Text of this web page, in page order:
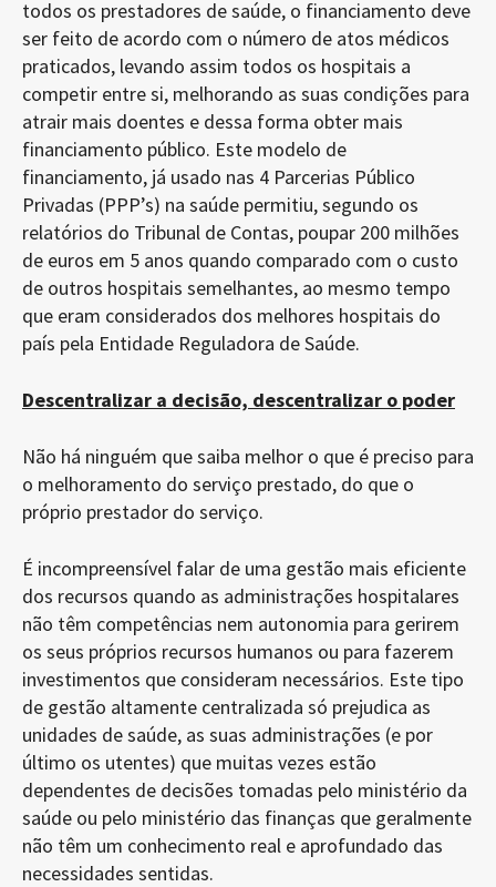
todos os prestadores de saúde, o financiamento deve
ser feito de acordo com o número de atos médicos
praticados, levando assim todos os hospitais a
competir entre si, melhorando as suas condições para
atrair mais doentes e dessa forma obter mais
financiamento público. Este modelo de
financiamento, já usado nas 4 Parcerias Público
Privadas (PPP’s) na saúde permitiu, segundo os
relatórios do Tribunal de Contas, poupar 200 milhões
de euros em 5 anos quando comparado com o custo
de outros hospitais semelhantes, ao mesmo tempo
que eram considerados dos melhores hospitais do
país pela Entidade Reguladora de Saúde.
Descentralizar a decisão, descentralizar o poder
Não há ninguém que saiba melhor o que é preciso para
o melhoramento do serviço prestado, do que o
próprio prestador do serviço.
É incompreensível falar de uma gestão mais eficiente
dos recursos quando as administrações hospitalares
não têm competências nem autonomia para gerirem
os seus próprios recursos humanos ou para fazerem
investimentos que consideram necessários. Este tipo
de gestão altamente centralizada só prejudica as
unidades de saúde, as suas administrações (e por
último os utentes) que muitas vezes estão
dependentes de decisões tomadas pelo ministério da
saúde ou pelo ministério das finanças que geralmente
não têm um conhecimento real e aprofundado das
necessidades sentidas.